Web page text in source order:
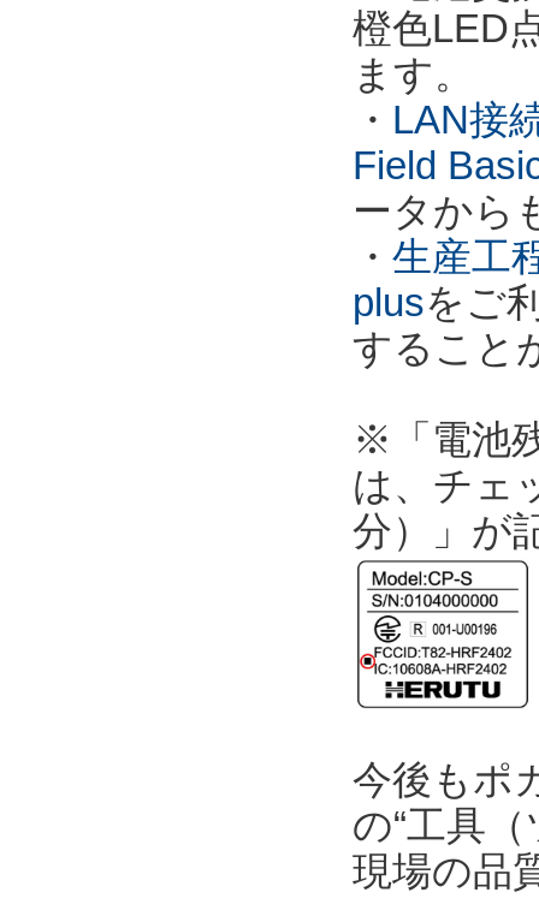
橙色LED
ます。
・ LAN接
Field
ータから
・ 生産工
plusをご
すること
※「電池
は、チェ
分）」が
今後もポ
の“工具
現場の品